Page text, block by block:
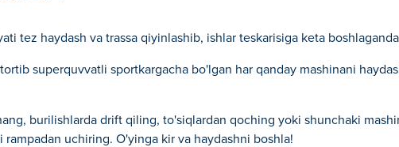
tez haydash va trassa qiyinlashib, ishlar teskarisiga keta
superquvvatli sportkargacha bo'lgan har qanday mashinani
burilishlarda drift qiling, to'siqlardan qoching yoki shunchaki
uchiring. O'yinga kir va haydashni boshla!